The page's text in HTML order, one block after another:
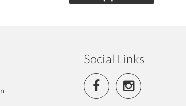
Social Links